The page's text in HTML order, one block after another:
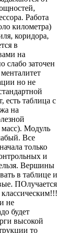
Работа
километра)
коридора,
в
на
слабо заточен
но не
есть таблица с
на
Модуль
Все
только
и
Вершины
в таблице и
ПОлучается
не
будет
высокой
то